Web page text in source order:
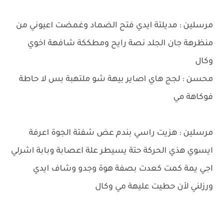
مرسلين : مديلتة ايدي فتح الضماد وغمضت اعيوني من
منظرهة جان الجلد نصة رايح ومطككة شافهة اخوي
وكال
محسن : لجج هاي اصاير بيهة شو ملتهبة بس لا حاطة
فوكاهة مي
مرسلين : هزيت راسي بندم عض شفتة الجوة اعرفة
ايسوي هذي الحركة حتة يسيطر علة اعصابة وبابة اشرلي
اجي يمة كمت كعدت بصفة هوة وجدو وشاف ايدي
ورزلني لأن حطيت عليهة مي وكال